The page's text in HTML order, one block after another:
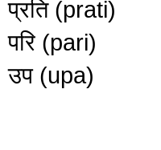
प्रति (prati)
परि (pari)
उप (upa)